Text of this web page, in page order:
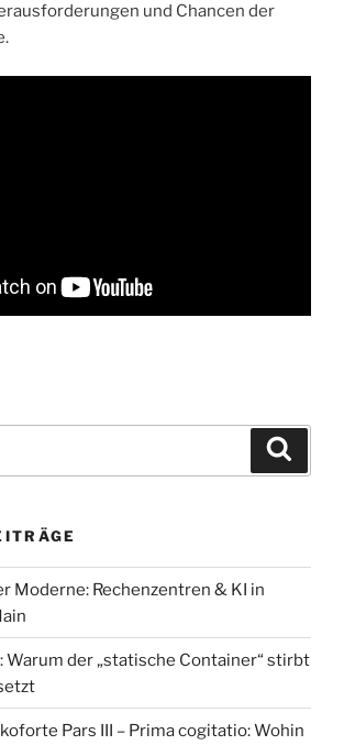
und Chancen der
Moderne: Rechenzentren & KI in
Warum der „statische Container“ stirbt
Pars III – Prima cogitatio: Wohin